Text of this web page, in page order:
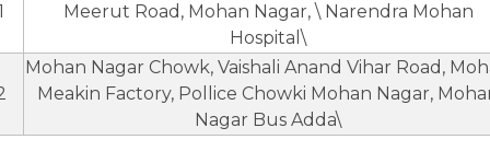
Meerut Road, Mohan Nagar, \ Narendra Mohan
Hospital\
Mohan Nagar Chowk, Vaishali Anand Vihar Road,
Meakin Factory, Pollice Chowki Mohan Nagar,
Nagar Bus Adda\